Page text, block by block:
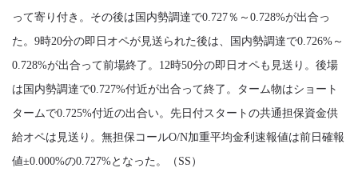
って寄り付き。その後は国内勢調達で0.727％～0.728%が出合っ
た。9時20分の即日オペが見送られた後は、国内勢調達で0.726%～
0.728%が出合って前場終了。12時50分の即日オペも見送り。後場
は国内勢調達で0.727%付近が出合って終了。ターム物はショート
タームで0.725%付近の出合い。先日付スタートの共通担保資金供
給オペは見送り。無担保コールO/N加重平均金利速報値は前日確報
値±0.000%の0.727%となった。（SS）